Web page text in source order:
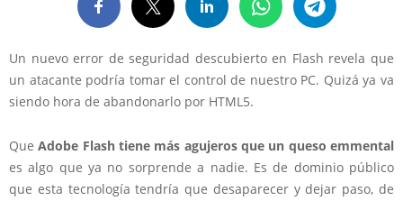
Un nuevo error de seguridad descubierto en Flash revela que
un atacante podría tomar el control de nuestro PC. Quizá ya va
siendo hora de abandonarlo por HTML5.
QueAdobe Flash tiene más agujeros que un queso emmental
es algo que ya no sorprende a nadie. Es de dominio público
que esta tecnología tendría que desaparecer y dejar paso, de